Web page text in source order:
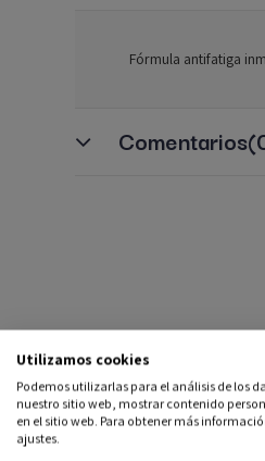
Fórmula antifatiga
Comentarios
Utilizamos cookies
Podemos utilizarlas para el análisis de los
nuestro sitio web, mostrar contenido
en el sitio web. Para obtener más
ajustes.